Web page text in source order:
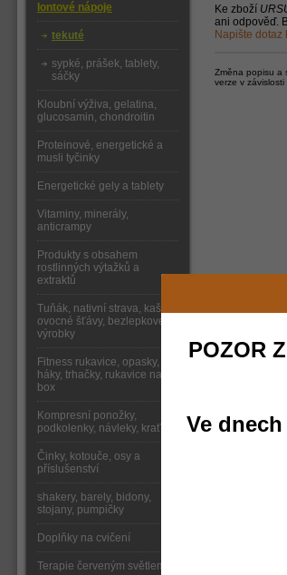
Ke zboží
ani odpověď.
Napište dotaz
Změna popisu a
verze v
Iontové nápoje
tekuté
sypké, prášek, tablety,
sáčky
Kloubní výživa, gelatina,
glucosamin, chondroitin
Proteinové, energetické a
musli tyčinky
Energetické gely a tablety
Vitaminy, minerály,
anticrampy
Produkty s obsahem
rostlinných výtažků a
extraktů
Tuňák, nativní strava, kaše,
ovocné šťávy, bezlepkové
výrobky
Fitness rukavice, opasky,
háky, trhačky, rukavice na
box
Kompresní ponožky,
podkolenky, návleky, kraťasy
Činky, kotouče, osy a
příslušenství
shakery, barely, bidony,
stojany, pumpičky
Doplňky na cvičení
Terapie červeným světlem
POZOR
Ve